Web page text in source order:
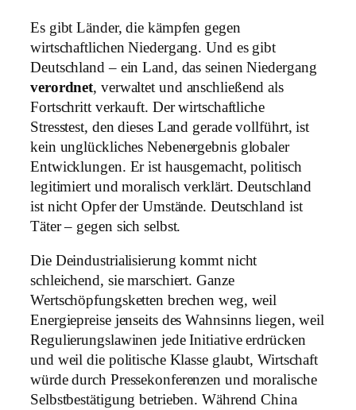
Es gibt Länder, die kämpfen gegen
wirtschaftlichen Niedergang. Und es gibt
Deutschland – ein Land, das seinen Niedergang
verordnet, verwaltet und anschließend als
Fortschritt verkauft. Der wirtschaftliche
Stresstest, den dieses Land gerade vollführt, ist
kein unglückliches Nebenergebnis globaler
Entwicklungen. Er ist hausgemacht, politisch
legitimiert und moralisch verklärt. Deutschland
ist nicht Opfer der Umstände. Deutschland ist
Täter – gegen sich selbst.
Die Deindustrialisierung kommt nicht
schleichend, sie marschiert. Ganze
Wertschöpfungsketten brechen weg, weil
Energiepreise jenseits des Wahnsinns liegen, weil
Regulierungslawinen jede Initiative erdrücken
und weil die politische Klasse glaubt, Wirtschaft
würde durch Pressekonferenzen und moralische
Selbstbestätigung betrieben. Während China